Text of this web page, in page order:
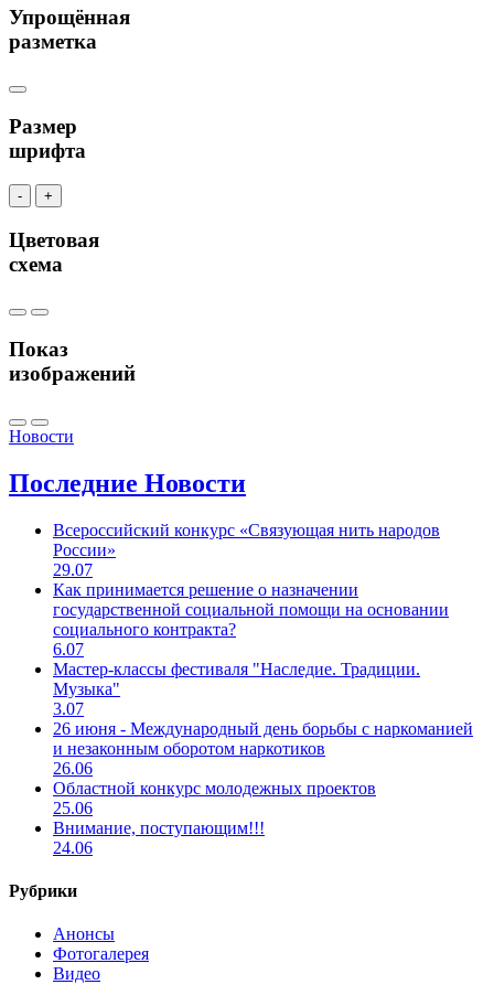
Упрощённая
разметка
Размер
шрифта
- +
Цветовая
схема
Показ
изображений
Новости
Последние Новости
Всероссийский конкурс «Связующая нить народов
России»
29.07
Как принимается решение о назначении
государственной социальной помощи на основании
социального контракта?
6.07
Мастер-классы фестиваля "Наследие. Традиции.
Музыка"
3.07
26 июня - Международный день борьбы с наркоманией
и незаконным оборотом наркотиков
26.06
Областной конкурс молодежных проектов
25.06
Внимание, поступающим!!!
24.06
Рубрики
Анонсы
Фотогалерея
Видео